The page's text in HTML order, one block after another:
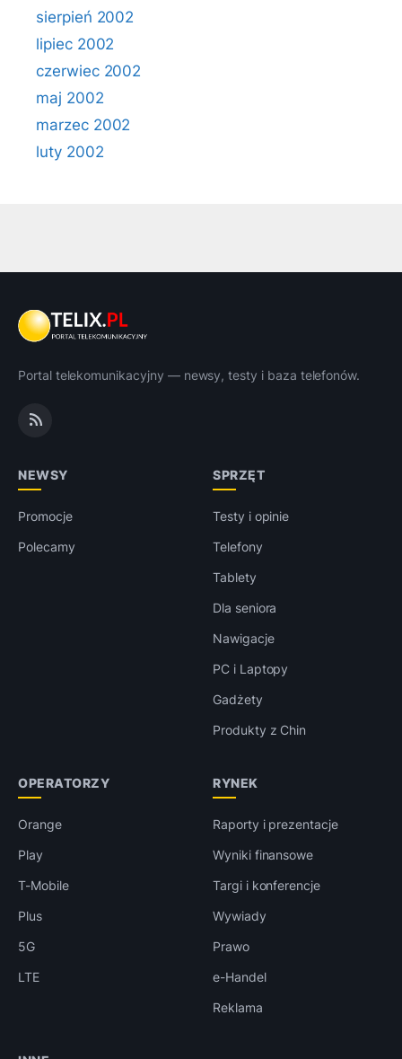
sierpień 2002
lipiec 2002
czerwiec 2002
maj 2002
marzec 2002
luty 2002
Portal telekomunikacyjny — newsy, testy i baza telefonów.
NEWSY
Promocje
Polecamy
SPRZĘT
Testy i opinie
Telefony
Tablety
Dla seniora
Nawigacje
PC i Laptopy
Gadżety
Produkty z Chin
OPERATORZY
Orange
Play
T-Mobile
Plus
5G
LTE
RYNEK
Raporty i prezentacje
Wyniki finansowe
Targi i konferencje
Wywiady
Prawo
e-Handel
Reklama